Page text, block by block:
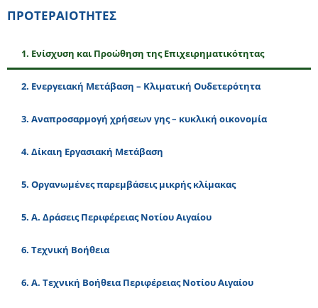
ΠΡΟΤΕΡΑΙΟΤΗΤΕΣ
1. Eνίσχυση και Προώθηση της Επιχειρηματικότητας
2. Ενεργειακή Μετάβαση – Κλιματική Ουδετερότητα
3. Αναπροσαρμογή χρήσεων γης – κυκλική οικονομία
4. Δίκαιη Εργασιακή Μετάβαση
5. Οργανωμένες παρεμβάσεις μικρής κλίμακας
5. Α. Δράσεις Περιφέρειας Νοτίου Αιγαίου
6. Τεχνική Βοήθεια
6. Α. Τεχνική Βοήθεια Περιφέρειας Νοτίου Αιγαίου